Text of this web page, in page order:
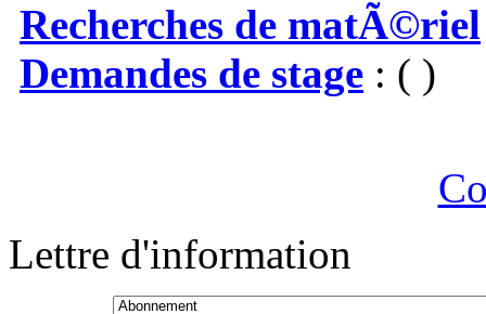
Recherches de matÃ©riel
Demandes de stage : ( )
Lettre d'information